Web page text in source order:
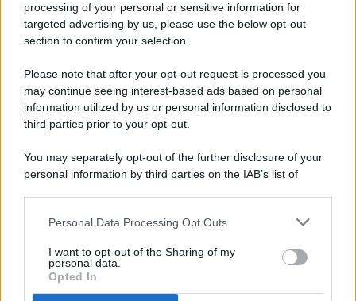
processing of your personal or sensitive information for
targeted advertising by us, please use the below opt-out
section to confirm your selection.
Please note that after your opt-out request is processed you
may continue seeing interest-based ads based on personal
information utilized by us or personal information disclosed to
third parties prior to your opt-out.
You may separately opt-out of the further disclosure of your
personal information by third parties on the IAB’s list of
This information may also be disclosed by us to third parties
disclose it to other third parties.
Personal Data Processing Opt Outs
I want to opt-out of the Sharing of my
personal data.
Opted In
© 2026 - Pianeta Design - P.IVA 04827280654 - Testata
Registrata Al Tribunale Di Nocera Inferiore N. 8/2020 - RG N.
ISCRIZIONE AL ROC N. 35792 – ISCRITTA ALL’ANSO
(ASSOCIAZIONE NAZIONALE STAMPA ONLINE)
PREFERENZE PRIVACY